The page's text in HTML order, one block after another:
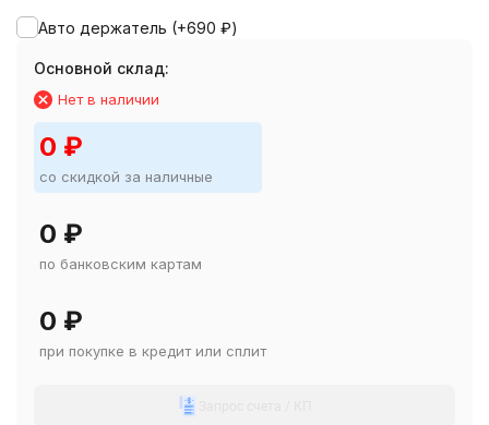
Авто держатель (+690 ₽)
Основной склад:
Нет в наличии
0 ₽
со скидкой за наличные
0 ₽
по банковским картам
0 ₽
при покупке в кредит или сплит